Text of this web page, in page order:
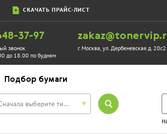
СКАЧАТЬ ПРАЙС-ЛИСТ
37-97
звонок
до 18.00 по будням
г. Москва, ул. Дербеневская д. 20с2
Подбор бумаги
Сначала выберите тип устройства